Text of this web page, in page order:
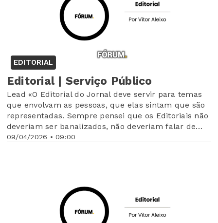
EDITORIAL
09/04/2026 • 09:00
Editorial | Serviço Público
Lead «O Editorial do Jornal deve servir para temas
que envolvam as pessoas, que elas sintam que são
representadas. Sempre pensei que os Editoriais não
deveriam ser banalizados, não deveriam falar de
trivialidades, penso que esse género de textos que